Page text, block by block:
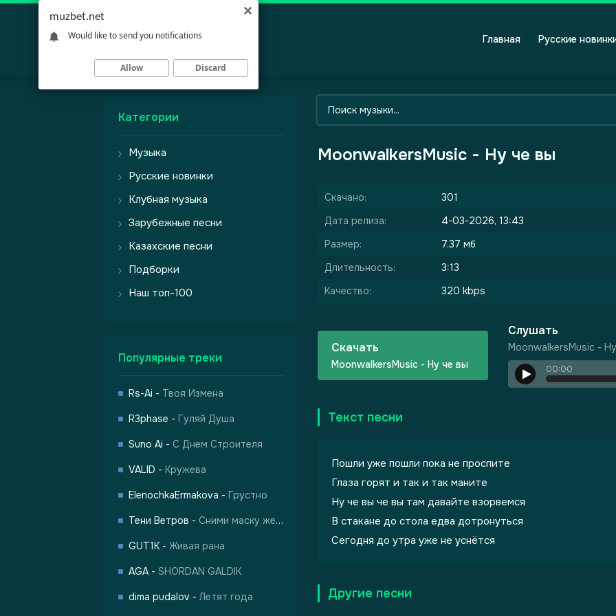
Главная Русские
Категории
Музыка
Русские новинки
Клубная музыка
Зарубежные песни
Казахские песни
Подборки
Наш топ-100
Популярные треки
Rs-Ai - Твоя Измена
R3phase - Гуляй Душа
Suno Ai - С Днем Строителя
VALID - Кружева
ElenochkaErmakova - Грустно
Тени Ветров - Сними маску жертвы
GUT1K - Живая рана
AGA - SHORDAN GALDIK
dima pudalov - Летят года
MoonwalkersMusic - Ну че вы
Скачано:
301
Дата релиза:
4-03-2026, 13:43
Размер:
7.37 мб
Длительность:
3:13
Качество:
320 kbps
Скачать
MoonwalkersMusic - Ну че вы
Слушать
MoonwalkersMusic -
00:00
Текст песни
Пошли уже пошли пока не проспите
Глаза горят и так и так маните
Ну че вы че вы там давайте взорвемся
В стакане до стола едва дотронуться
Сегодня до утра уже не уснётся
Другие песни
muzbet.net
Would like to send you notifications
Allow Discard